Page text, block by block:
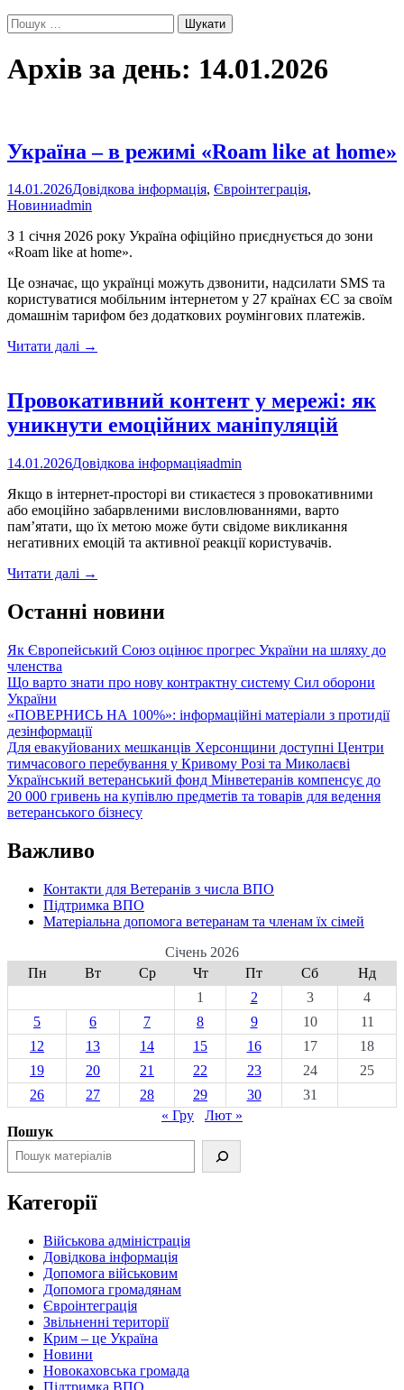
Пошук:
Архів за день: 14.01.2026
Україна – в режимі «Roam like at home»
14.01.2026Довідкова інформація, Євроінтеграція,
Новиниadmin
З 1 січня 2026 року Україна офіційно приєднується до зони
«Roam like at home».
Це означає, що українці можуть дзвонити, надсилати SMS та
користуватися мобільним інтернетом у 27 країнах ЄС за своїм
домашнім тарифом без додаткових роумінгових платежів.
Читати далі Україна
режимі
«Roam
like
home»
→
Провокативний контент у мережі: як
уникнути емоційних маніпуляцій
14.01.2026Довідкова інформаціяadmin
Якщо в інтернет-просторі ви стикаєтеся з провокативними
або емоційно забарвленими висловлюваннями, варто
пам’ятати, що їх метою може бути свідоме викликання
негативних емоцій та активної реакції користувачів.
Читати далі Провокативний
у
мережі:
уникнути
маніпуляцій
→
Останні новини
Як Європейський Союз оцінює прогрес України на шляху до
членства
Що варто знати про нову контрактну систему Сил оборони
України
«ПОВЕРНИСЬ НА 100%»: інформаційні матеріали з протидії
дезінформації
Для евакуйованих мешканців Херсонщини доступні Центри
тимчасового перебування у Кривому Розі та Миколаєві
Український ветеранський фонд Мінветеранів компенсує до
20 000 гривень на купівлю предметів та товарів для ведення
ветеранського бізнесу
Важливо
Контакти для Ветеранів з числа ВПО
Підтримка ВПО
Матеріальна допомога ветеранам та членам їх сімей
Січень 2026
Пн
Вт Ср Чт Пт Сб
Нд
1
2 3
4
5
6 7 8 9 10
11
12
13 14 15 16 17
18
19
20 21 22 23 24
25
26
27 28 29 30
31
« Гру
Лют »
Пошук
Категорії
Військова адміністрація
Довідкова інформація
Допомога військовим
Допомога громадянам
Євроінтеграція
Звільненні території
Крим – це Україна
Новини
Новокаховська громада
Підтримка ВПО